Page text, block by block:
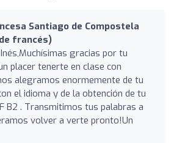
Santiago de Compostela
francés)
gracias por tu
placer tenerte en clase con
alegramos enormemente de tu
el idioma y de la obtención de tu
B2 . Transmitimos tus palabras a
volver a verte pronto!Un